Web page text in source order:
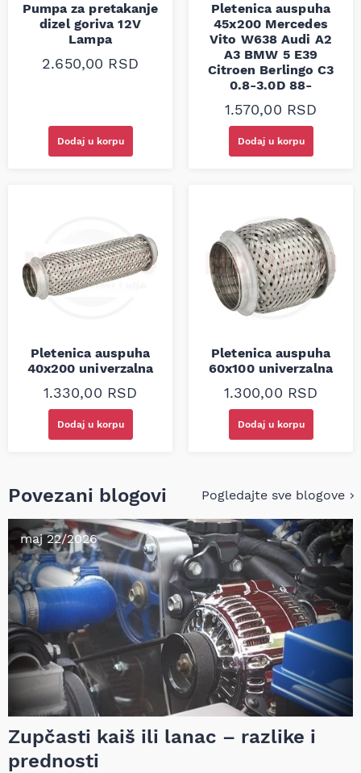
Pumpa za pretakanje
dizel goriva 12V
Lampa
2.650,00 RSD
Dodaj u korpu
Pletenica auspuha
45x200 Mercedes
Vito W638 Audi A2
A3 BMW 5 E39
Citroen Berlingo C3
0.8-3.0D 88-
1.570,00 RSD
Dodaj u korpu
Pletenica auspuha
40x200 univerzalna
1.330,00 RSD
Dodaj u korpu
Pletenica auspuha
60x100 univerzalna
1.300,00 RSD
Dodaj u korpu
Povezani blogovi Pogledajte sve blogove
maj 22/2026
Zupčasti kaiš ili lanac – razlike i
prednosti